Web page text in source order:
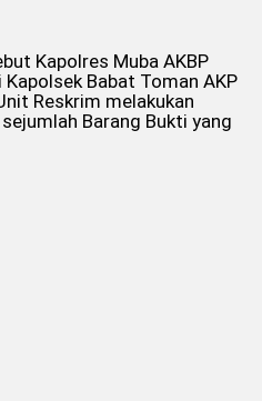
Kapolres Muba AKBP
Babat Toman AKP
Reskrim melakukan
Barang Bukti yang